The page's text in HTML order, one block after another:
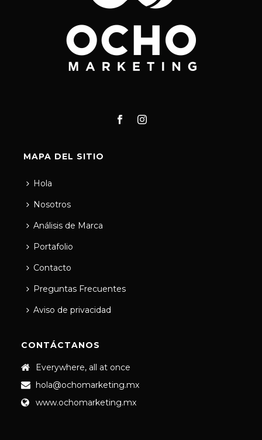
MAPA DEL SITIO
Hola
Nosotros
Análisis de Marca
Portafolio
Contacto
Preguntas Frecuentes
Aviso de privacidad
CONTÁCTANOS
Everywhere, all at once
hola@ochomarketing.mx
www.ochomarketing.mx